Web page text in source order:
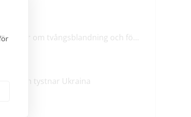
M & SD hycklar om tvångsblandning och förvärrar segregationen
tystnar Ukraina